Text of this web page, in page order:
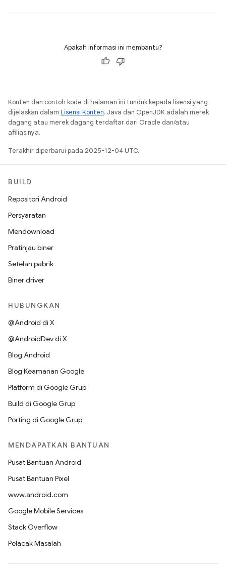
Apakah informasi ini membantu?
Konten dan contoh kode di halaman ini tunduk kepada lisensi yang
dijelaskan dalam Lisensi Konten. Java dan OpenJDK adalah merek
dagang atau merek dagang terdaftar dari Oracle dan/atau
afiliasinya.
Terakhir diperbarui pada 2025-12-04 UTC.
BUILD
Repositori Android
Persyaratan
Mendownload
Pratinjau biner
Setelan pabrik
Biner driver
HUBUNGKAN
@Android di X
@AndroidDev di X
Blog Android
Blog Keamanan Google
Platform di Google Grup
Build di Google Grup
Porting di Google Grup
MENDAPATKAN BANTUAN
Pusat Bantuan Android
Pusat Bantuan Pixel
www.android.com
Google Mobile Services
Stack Overflow
Pelacak Masalah